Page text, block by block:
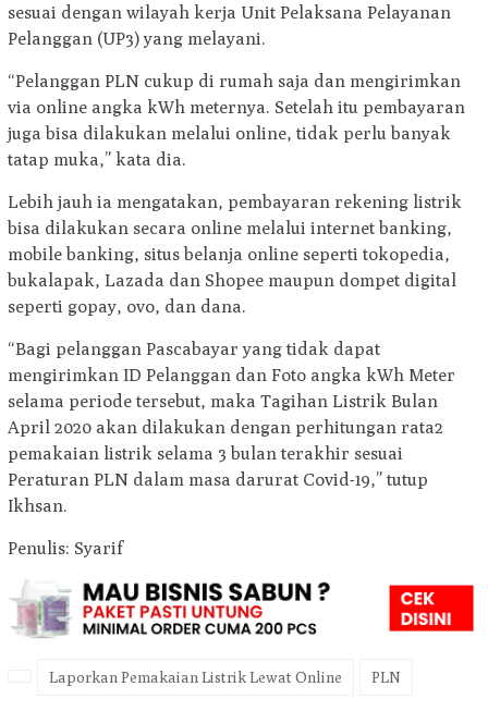
sesuai dengan wilayah kerja Unit Pelaksana Pelayanan
Pelanggan (UP3) yang melayani.
“Pelanggan PLN cukup di rumah saja dan mengirimkan
via online angka kWh meternya. Setelah itu pembayaran
juga bisa dilakukan melalui online, tidak perlu banyak
tatap muka,” kata dia.
Lebih jauh ia mengatakan, pembayaran rekening listrik
bisa dilakukan secara online melalui internet banking,
mobile banking, situs belanja online seperti tokopedia,
bukalapak, Lazada dan Shopee maupun dompet digital
seperti gopay, ovo, dan dana.
“Bagi pelanggan Pascabayar yang tidak dapat
mengirimkan ID Pelanggan dan Foto angka kWh Meter
selama periode tersebut, maka Tagihan Listrik Bulan
April 2020 akan dilakukan dengan perhitungan rata2
pemakaian listrik selama 3 bulan terakhir sesuai
Peraturan PLN dalam masa darurat Covid-19,” tutup
Ikhsan.
Penulis: Syarif
Laporkan Pemakaian Listrik Lewat Online PLN